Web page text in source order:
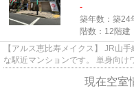
-
築年数：築24
階数：12階建
【アルス恵比寿メイクス】 JR山
な駅近マンションです。 単身向
現在空室